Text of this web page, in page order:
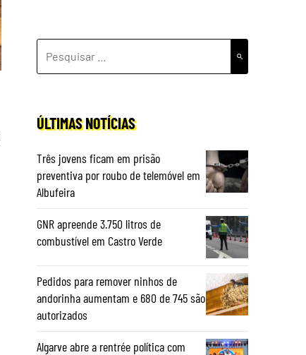
POR:
ÚLTIMAS NOTÍCIAS
Três jovens ficam em prisão
preventiva por roubo de telemóvel em
Albufeira
GNR apreende 3.750 litros de
combustível em Castro Verde
Pedidos para remover ninhos de
andorinha aumentam e 680 de 745 são
autorizados
Algarve abre a rentrée política com